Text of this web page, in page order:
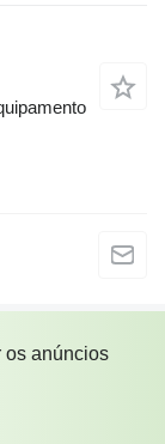
os anúncios